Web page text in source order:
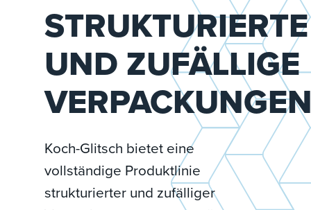
STRUKTURIERTE
UND ZUFÄLLIGE
Koch-Glitsch bietet eine
vollständige Produktlinie
strukturierter und zufälliger